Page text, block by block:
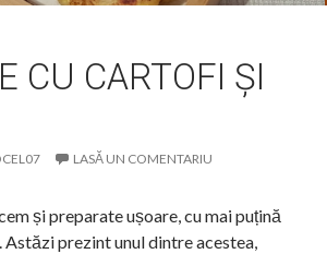
CU CARTOFI ȘI
LASĂ UN COMENTARIU
și preparate ușoare, cu mai puțină
Astăzi prezint unul dintre acestea,